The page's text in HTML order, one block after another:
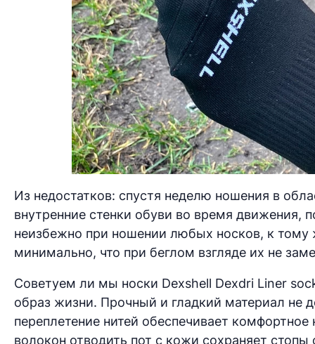
Из недостатков: спустя неделю ношения в
внутренние стенки обуви во время движения,
неизбежно при ношении любых носков, к тому
минимально, что при беглом взгляде их не
Советуем ли мы носки Dexshell Dexdri Liner
образ жизни. Прочный и гладкий материал не
переплетение нитей обеспечивает
волокон отводить пот с кожи сохраняет стопы